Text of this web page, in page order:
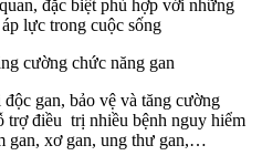
đặc biệt phù hợp với những
lực trong cuộc sống
cường chức năng gan
gan, bảo vệ và tăng cường
trợ điều trị nhiều bệnh nguy hiểm
gan, xơ gan, ung thư gan,…